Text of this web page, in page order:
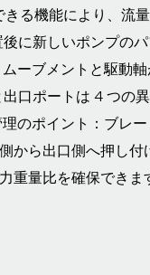
る機能により、流
に新しいポンプの
ーブメントと駆動
口ポートは 4 つの
のポイント：ブレ
ら出口側へ押し
量比を確保できま